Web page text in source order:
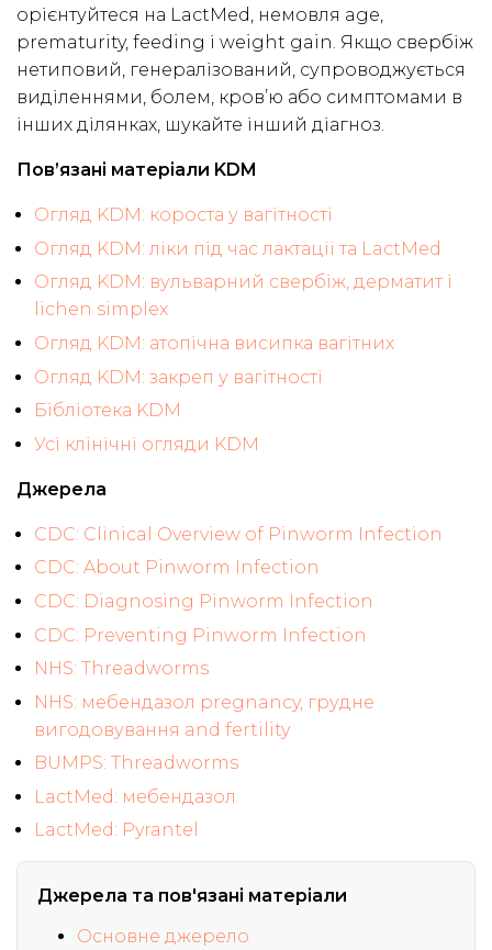
орієнтуйтеся на LactMed, немовля age,
prematurity, feeding і weight gain. Якщо свербіж
нетиповий, генералізований, супроводжується
виділеннями, болем, кров’ю або симптомами в
інших ділянках, шукайте інший діагноз.
Пов’язані матеріали KDM
Огляд KDM: короста у вагітності
Огляд KDM: ліки під час лактації та LactMed
Огляд KDM: вульварний свербіж, дерматит і
lichen simplex
Огляд KDM: атопічна висипка вагітних
Огляд KDM: закреп у вагітності
Бібліотека KDM
Усі клінічні огляди KDM
Джерела
CDC: Clinical Overview of Pinworm Infection
CDC: About Pinworm Infection
CDC: Diagnosing Pinworm Infection
CDC: Preventing Pinworm Infection
NHS: Threadworms
NHS: мебендазол pregnancy, грудне
вигодовування and fertility
BUMPS: Threadworms
LactMed: мебендазол
LactMed: Pyrantel
Джерела та пов'язані матеріали
Основне джерело